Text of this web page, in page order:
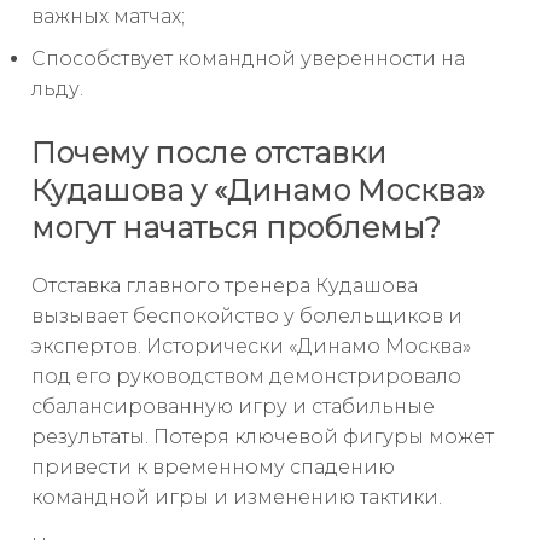
важных матчах;
Способствует командной уверенности на
льду.
Почему после отставки
Кудашова у «Динамо Москва»
могут начаться проблемы?
Отставка главного тренера Кудашова
вызывает беспокойство у болельщиков и
экспертов. Исторически «Динамо Москва»
под его руководством демонстрировало
сбалансированную игру и стабильные
результаты. Потеря ключевой фигуры может
привести к временному спадению
командной игры и изменению тактики.